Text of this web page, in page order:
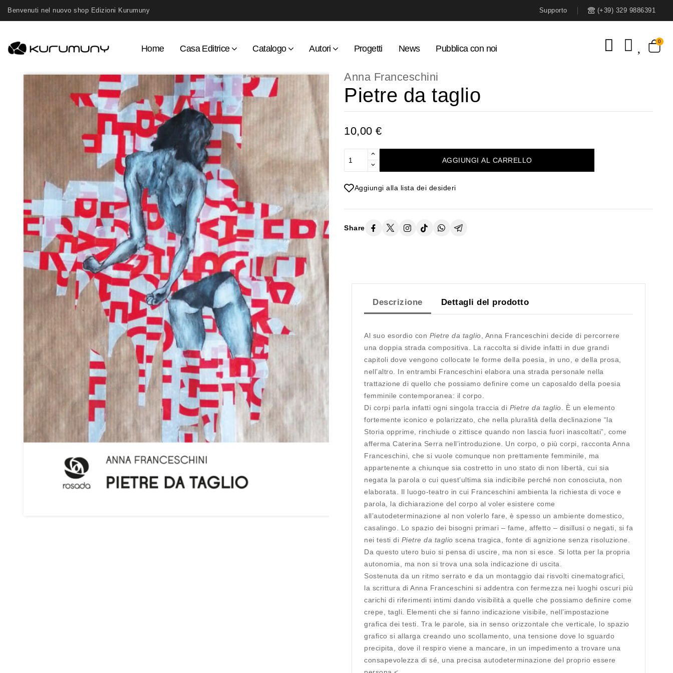
Benvenuti nel nuovo shop Edizioni Kurumuny Supporto (+39) 329 9886391
Home Casa Editrice Catalogo Autori Progetti News Pubblica con noi
Anna Franceschini
Pietre da taglio
10,00 €
AGGIUNGI AL CARRELLO
Aggiungi alla lista dei desideri
Share
Descrizione Dettagli del prodotto
Al suo esordio con Pietre da taglio , Anna Franceschini decide di percorrere
una doppia strada compositiva. La raccolta si divide infatti in due grandi
capitoli dove vengono collocate le forme della poesia, in uno, e della prosa,
nell’altro. In entrambi Franceschini elabora una strada personale nella
trattazione di quello che possiamo definire come un caposaldo della poesia
femminile contemporanea: il corpo.
Di corpi parla infatti ogni singola traccia di Pietre da taglio . È un elemento
fortemente iconico e polarizzato, che nella pluralità della declinazione “la
Storia opprime, rinchiude o zittisce quando non lascia fuori inascoltati”, come
afferma Caterina Serra nell’introduzione. Un corpo, o più corpi, racconta Anna
Franceschini, che si vuole comunque non prettamente femminile, ma
appartenente a chiunque sia costretto in uno stato di non libertà, cui sia
negata la parola o cui quest’ultima sia indicibile perché non conosciuta, non
elaborata. Il luogo-teatro in cui Franceschini ambienta la richiesta di voce e
parola, la dichiarazione del corpo al voler esistere come
all’autodeterminazione al non volerlo fare, è spesso un ambiente domestico,
casalingo. Lo spazio dei bisogni primari – fame, affetto – disillusi o negati, si fa
nei testi di Pietre da taglio scena tragica, fonte di agnizione senza risoluzione.
Da questo utero buio si pensa di uscire, ma non si esce. Si lotta per la propria
autonomia, ma non si trova una sola indicazione di uscita.
Sostenuta da un ritmo serrato e da un montaggio dai risvolti cinematografici,
la scrittura di Anna Franceschini si addentra con fermezza nei luoghi oscuri più
carichi di riferimenti intimi dando visibilità a quelle che possiamo definire come
crepe, tagli. Elementi che si fanno indicazione visibile, nell’impostazione
grafica dei testi. Tra le parole, sia in senso orizzontale che verticale, lo spazio
grafico si allarga creando uno scollamento, una tensione dove lo sguardo
precipita, dove il respiro viene a mancare, in un impedimento a trovare una
consapevolezza di sé, una precisa autodeterminazione del proprio essere